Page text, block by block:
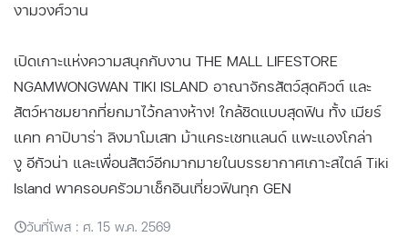
งามวงศ์วาน
เปิดเกาะแห่งความสนุกกับงาน THE MALL LIFESTORE
NGAMWONGWAN TIKI ISLAND ️อาณาจักรสัตว์สุดคิวต์ และ
สัตว์หาชมยากที่ยกมาไว้กลางห้าง! ใกล้ชิดแบบสุดฟิน ทั้ง เมียร์
แคท คาปิบาร่า ลิงมาโมเสท ม้าแคระเชทแลนด์ แพะแองโกล่า
งู อีกัวน่า และเพื่อนสัตว์อีกมากมายในบรรยากาศเกาะสไตล์ Tiki
Island พาครอบครัวมาเช็กอินเที่ยวฟินทุก GEN​
วันที่โพส : ศ. 15 พ.ค. 2569